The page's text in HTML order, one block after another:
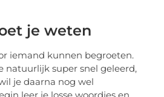
je weten
iemand kunnen begroeten.
natuurlijk super snel geleerd,
je daarna nog wel